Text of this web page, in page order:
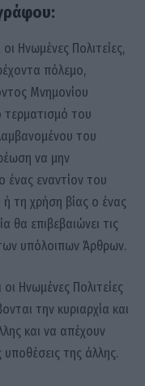
Ηνωμένες Πολιτείες,
πόλεμο,
Μνημονίου
τερματισμό του
του
να μην
ένας εναντίον του
τη χρήση βίας ο ένας
θα επιβεβαιώνει τις
υπόλοιπων Άρθρων.
Ηνωμένες Πολιτείες
την κυριαρχία και
και να απέχουν
της άλλης.